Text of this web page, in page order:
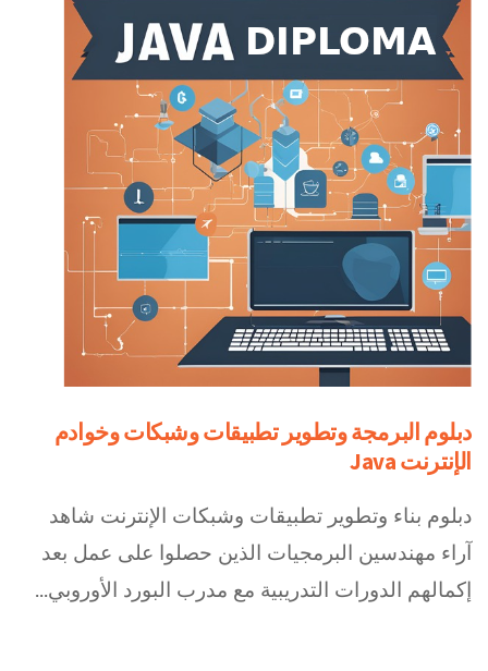
دبلوم البرمجة وتطوير تطبيقات وشبكات وخوادم
الإنترنت Java
دبلوم بناء وتطوير تطبيقات وشبكات الإنترنت شاهد
آراء مهندسين البرمجيات الذين حصلوا على عمل بعد
إكمالهم الدورات التدريبية مع مدرب البورد الأوروبي...